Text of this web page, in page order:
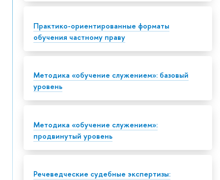
Практико-ориентированные форматы
обучения частному праву
Методика «обучение служением»: базовый
уровень
Методика «обучение служением»:
продвинутый уровень
Речеведческие судебные экспертизы: